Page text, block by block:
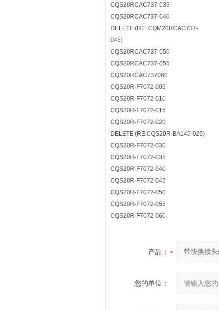
CQS20RCAC737-035
CQS20RCAC737-040
DELETE (RE: CQM20RCAC737-
045)
CQS20RCAC737-050
CQS20RCAC737-055
CQS20RCAC737060
CQS20R-F7072-005
CQS20R-F7072-010
CQS20R-F7072-015
CQS20R-F7072-020
DELETE (RE:CQS20R-BA145-025)
CQS20R-F7072-030
CQS20R-F7072-035
CQS20R-F7072-040
CQS20R-F7072-045
CQS20R-F7072-050
CQS20R-F7072-055
CQS20R-F7072-060
产品：
您的单位：